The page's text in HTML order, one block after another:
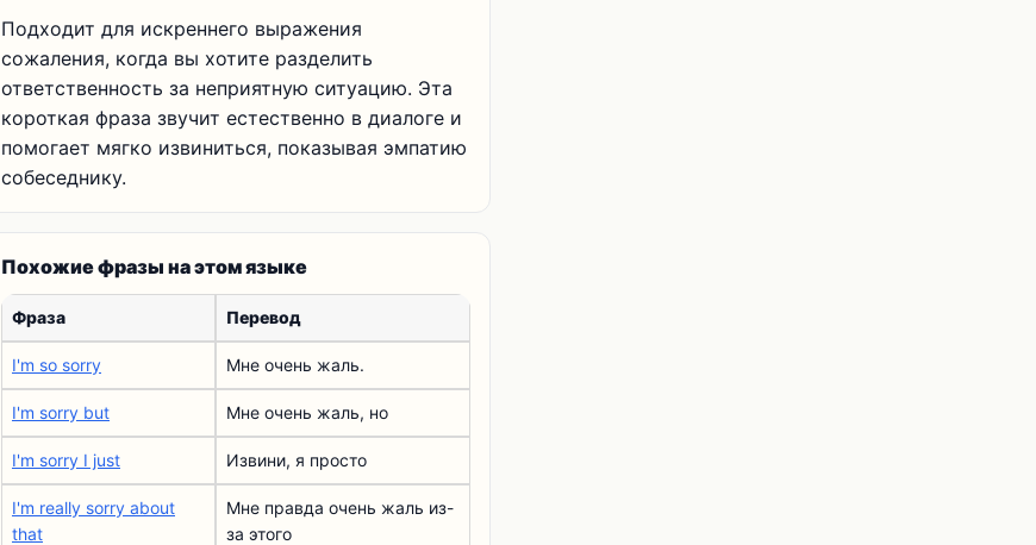
Подходит для искреннего выражения
сожаления, когда вы хотите разделить
ответственность за неприятную ситуацию. Эта
короткая фраза звучит естественно в диалоге и
помогает мягко извиниться, показывая эмпатию
собеседнику.
Похожие фразы на этом языке
Фраза Перевод
I'm so sorry Мне очень жаль.
I'm sorry but Мне очень жаль, но
I'm sorry I just Извини, я просто
I'm really sorry about
that
Мне правда очень жаль из-
за этого